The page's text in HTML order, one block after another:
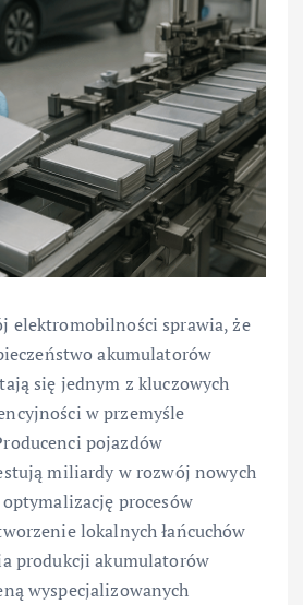
elektromobilności sprawia, że
akumulatorów
się jednym z kluczowych
w przemyśle
pojazdów
miliardy w rozwój nowych
procesów
lokalnych łańcuchów
produkcji akumulatorów
wyspecjalizowanych